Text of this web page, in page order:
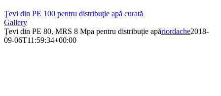
Ţevi din PE 100 pentru distribuţie apă curată
Gallery
Ţevi din PE 80, MRS 8 Mpa pentru distribuție apăriordache2018-
09-06T11:59:34+00:00